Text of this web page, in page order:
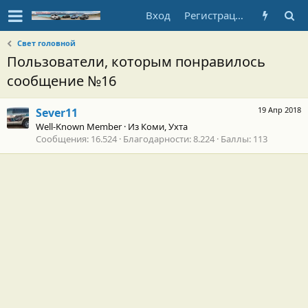
Вход Регистрация
Свет головной
Пользователи, которым понравилось
сообщение №16
19 Апр 2018
Sever11
Well-Known Member · Из Коми, Ухта
Сообщения 16.524 Благодарности 8.224 Баллы 113